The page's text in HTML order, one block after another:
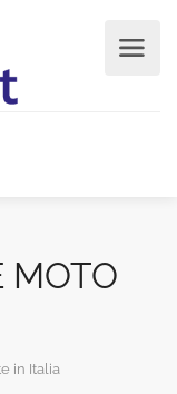
MOTO
in Italia